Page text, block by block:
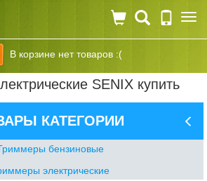
В корзине нет товаров :(
SENIX купить
КАТЕГОРИИ
бензиновые
электрические